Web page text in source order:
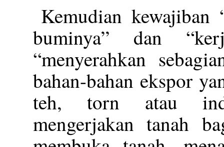
Kemudian kewajiban
buminya” dan
“menyerahkan
bahan-bahan ekspor
teh, torn atau
mengerjakan tanah